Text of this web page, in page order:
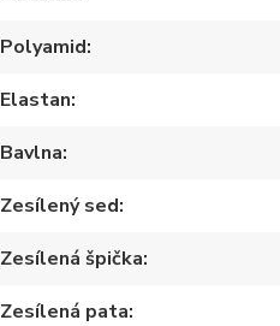
Polyamid
Elastan
Bavlna
Zesílený sed
Zesílená špička
Zesílená pata